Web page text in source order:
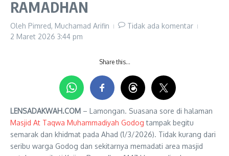
RAMADHAN
Oleh Pimred, Muchamad Arifin
Tidak ada komentar
2 Maret 2026 3:44 pm
Share this…
LENSADAKWAH.COM – Lamongan. Suasana sore di halaman
Masjid At Taqwa Muhammadiyah Godog tampak begitu
semarak dan khidmat pada Ahad (1/3/2026). Tidak kurang dari
seribu warga Godog dan sekitarnya memadati area masjid